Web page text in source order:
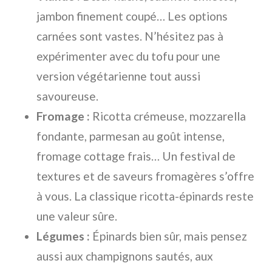
jambon finement coupé… Les options
carnées sont vastes. N’hésitez pas à
expérimenter avec du tofu pour une
version végétarienne tout aussi
savoureuse.
Fromage : Ricotta crémeuse, mozzarella
fondante, parmesan au goût intense,
fromage cottage frais… Un festival de
textures et de saveurs fromagères s’offre
à vous. La classique ricotta-épinards reste
une valeur sûre.
Légumes : Épinards bien sûr, mais pensez
aussi aux champignons sautés, aux